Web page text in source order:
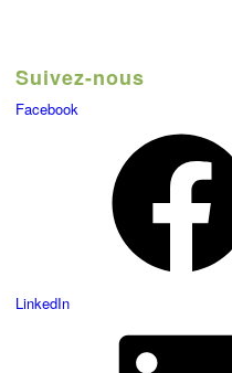
Suivez-nous
Facebook
LinkedIn